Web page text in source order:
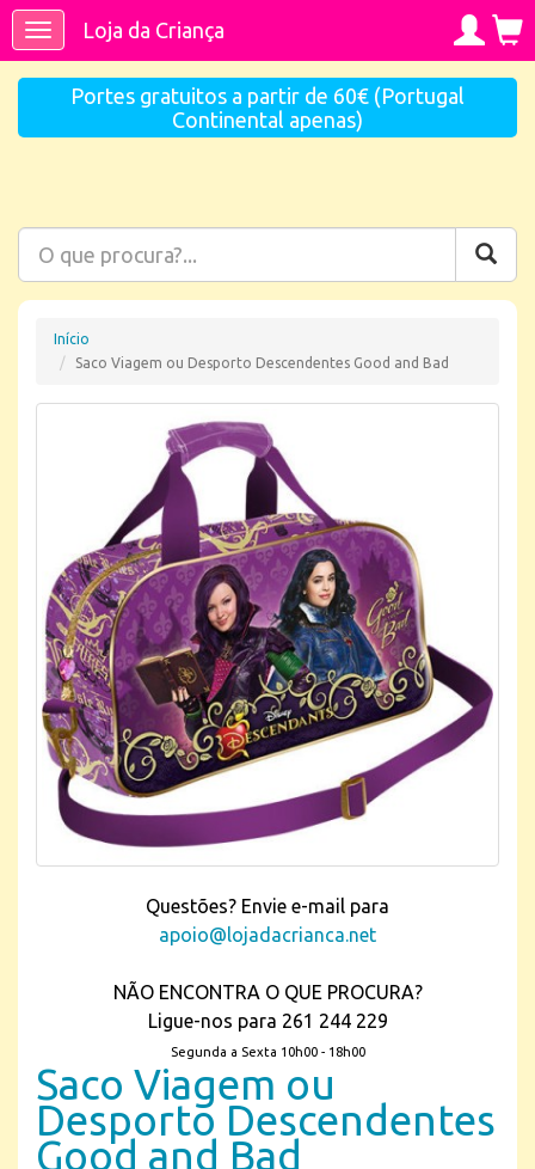
ToggleLoja da Criança
Portes gratuitos a partir de 60€ (Portugal
Continental apenas)
Início
Saco Viagem ou Desporto Descendentes Good and Bad
Questões? Envie e-mail para
apoio@lojadacrianca.net
NÃO ENCONTRA O QUE PROCURA?
Ligue-nos para 261 244 229
Segunda a Sexta 10h00 - 18h00
Saco Viagem ou
Desporto Descendentes
Good and Bad